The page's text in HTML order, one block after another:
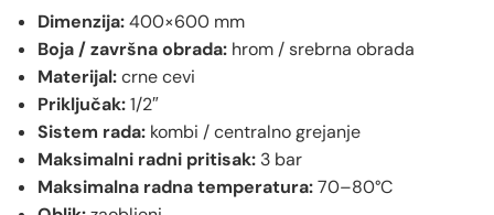
Dimenzija:400×600 mm
Boja / završna obrada: hrom / srebrna obrada
Materijal:crne cevi
Priključak:1/2″
Sistem rada: kombi / centralno grejanje
Maksimalni radni pritisak: 3 bar
Maksimalna radna temperatura:70–80°C